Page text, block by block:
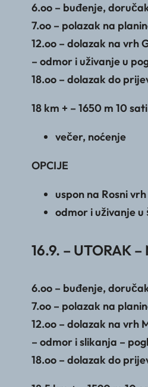
6.oo – buđenje,
7.oo – polazak na
12.oo – dolazak na vrh
– odmor i uživanje u
18.oo – dolazak do
18 km + – 1650 m 10
večer, noćenje
OPCIJE
uspon na Rosni
odmor i uživanje
16.9. – UTORAK
6.oo – buđenje,
7.oo – polazak na
12.oo – dolazak na vrh
– odmor i slikanja –
18.oo – dolazak do